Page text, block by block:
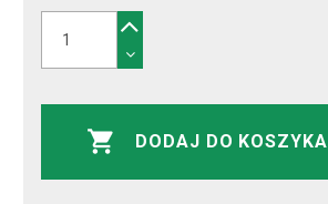
DODAJ DO KOSZYKA